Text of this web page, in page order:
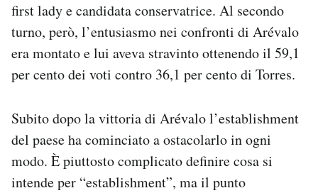
first lady e candidata conservatrice. Al secondo
turno, però, l’entusiasmo nei confronti di Arévalo
era montato e lui aveva stravinto ottenendo il 59,1
per cento dei voti contro 36,1 per cento di Torres.
Subito dopo la vittoria di Arévalo l’establishment
del paese ha cominciato a ostacolarlo in ogni
modo. È piuttosto complicato definire cosa si
intende per “establishment”, ma il punto